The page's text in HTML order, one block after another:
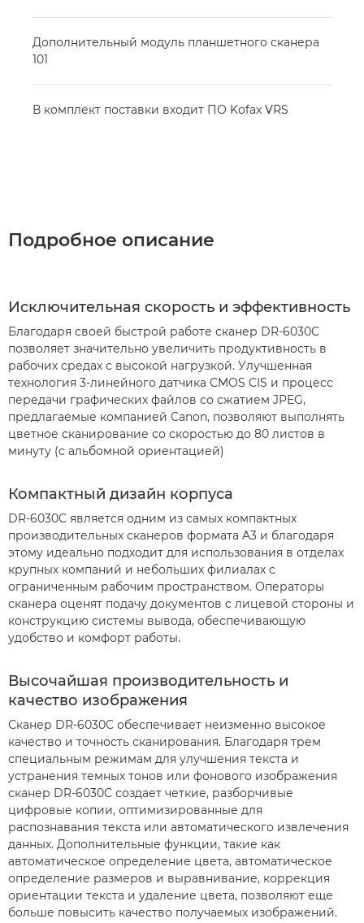
Дополнительный модуль планшетного сканера
101
В комплект поставки входит ПО Kofax VRS
Подробное описание
Исключительная скорость и эффективность
Благодаря своей быстрой работе сканер DR-6030C
позволяет значительно увеличить продуктивность в
рабочих средах с высокой нагрузкой. Улучшенная
технология 3-линейного датчика CMOS CIS и процесс
передачи графических файлов со сжатием JPEG,
предлагаемые компанией Canon, позволяют выполнять
цветное сканирование со скоростью до 80 листов в
минуту (с альбомной ориентацией)
Компактный дизайн корпуса
DR-6030C является одним из самых компактных
производительных сканеров формата A3 и благодаря
этому идеально подходит для использования в отделах
крупных компаний и небольших филиалах с
ограниченным рабочим пространством. Операторы
сканера оценят подачу документов с лицевой стороны и
конструкцию системы вывода, обеспечивающую
удобство и комфорт работы.
Высочайшая производительность и
качество изображения
Сканер DR-6030C обеспечивает неизменно высокое
качество и точность сканирования. Благодаря трем
специальным режимам для улучшения текста и
устранения темных тонов или фонового изображения
сканер DR-6030C создает четкие, разборчивые
цифровые копии, оптимизированные для
распознавания текста или автоматического извлечения
данных. Дополнительные функции, такие как
автоматическое определение цвета, автоматическое
определение размеров и выравнивание, коррекция
ориентации текста и удаление цвета, позволяют еще
больше повысить качество получаемых изображений.